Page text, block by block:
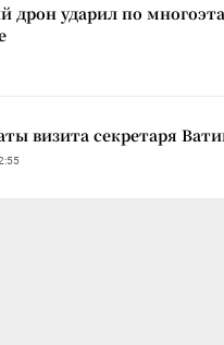
дрон ударил по
визита секретаря